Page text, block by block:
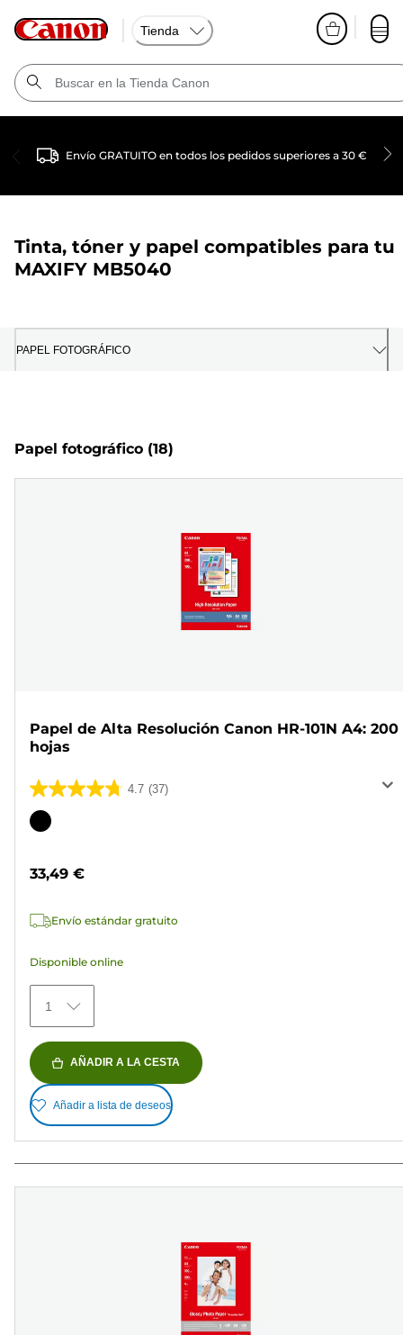
Tienda
Envío GRATUITO en todos los pedidos superiores a 30 €
Tinta, tóner y papel compatibles para tu
MAXIFY MB5040
PAPEL FOTOGRÁFICO
Papel fotográfico (18)
Papel de Alta Resolución Canon HR-101N A4: 200
hojas
4.7 (37)
4.7
de
37
Cartucho
33,49 €
Envío estándar gratuito
Disponible online
1
AÑADIR A LA CESTA
Añadir a lista de deseos